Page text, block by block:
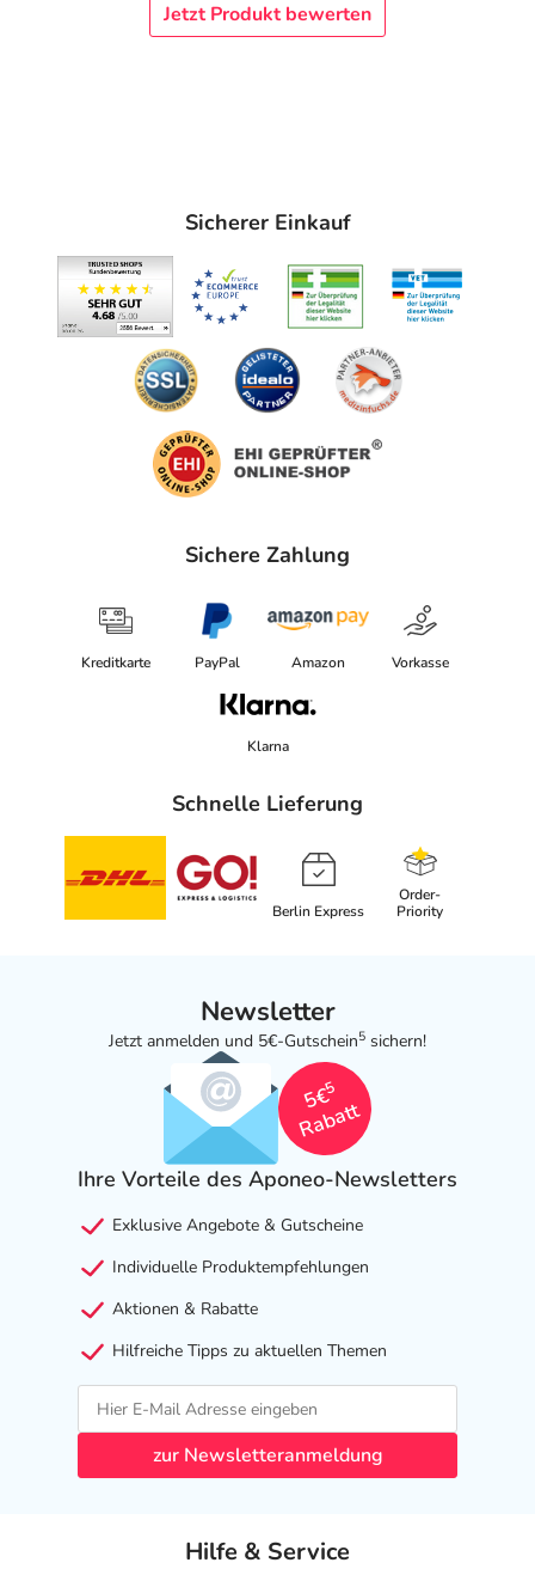
pH-Wert-Einstellung
elektronische Adresse: https://drossapharm.ch/ |
Angaben gem. EU-Produktsicherheitsverordnung (GPSR)
anzeigen
PDF des Beipackzettelskönnen Sie sich oben
herunterladen.
Jetzt Produkt bewerten
Sicherer Einkauf
Sichere Zahlung
Kreditkarte PayPal Amazon Vorkasse
Klarna
Schnelle Lieferung
Berlin Express
Order-
Priority
Newsletter
Jetzt anmelden und 5€-Gutschein5 sichern!
5€
5
Rabatt
Ihre Vorteile des Aponeo-Newsletters
Exklusive Angebote & Gutscheine
Individuelle Produktempfehlungen
Aktionen & Rabatte
Hilfreiche Tipps zu aktuellen Themen
zur Newsletteranmeldung
Hilfe & Service